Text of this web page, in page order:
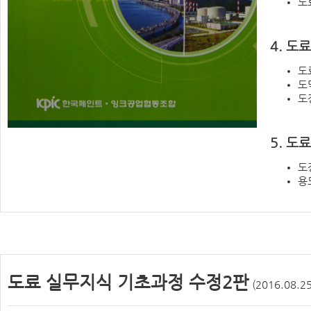
4. 도
도
도
5. 도
도
용
도료 실무지식 기초과정 수정2판